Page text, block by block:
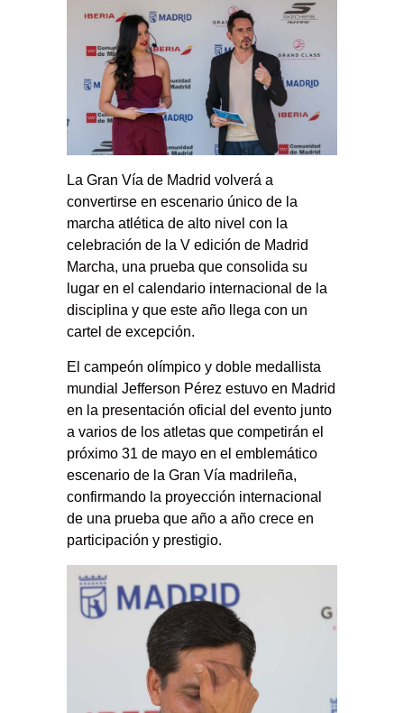
La Gran Vía de Madrid volverá a
convertirse en escenario único de la
marcha atlética de alto nivel con la
celebración de la V edición de Madrid
Marcha, una prueba que consolida su
lugar en el calendario internacional de la
disciplina y que este año llega con un
cartel de excepción.
El campeón olímpico y doble medallista
mundial Jefferson Pérez estuvo en Madrid
en la presentación oficial del evento junto
a varios de los atletas que competirán el
próximo 31 de mayo en el emblemático
escenario de la Gran Vía madrileña,
confirmando la proyección internacional
de una prueba que año a año crece en
participación y prestigio.